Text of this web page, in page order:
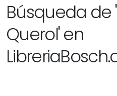
Búsqueda de
Querol' en